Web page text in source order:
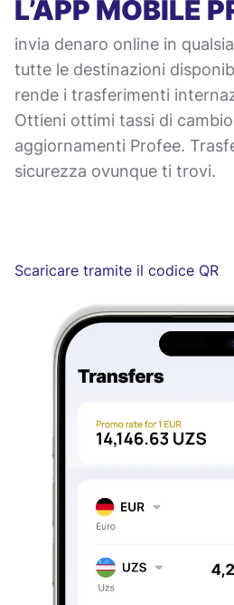
L’APP MOBILE
invia denaro online in
tutte le destinazioni
rende i trasferimenti
Ottieni ottimi tassi di
aggiornamenti Profee.
sicurezza ovunque ti trovi.
Scaricare tramite il codice QR